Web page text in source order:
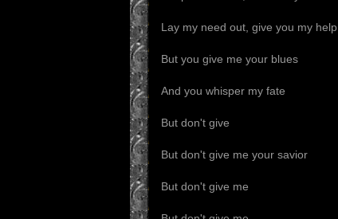
Lay my need out, give you my help
But you give me your blues
And you whisper my fate
But don't give
But don't give me your savior
But don't give me